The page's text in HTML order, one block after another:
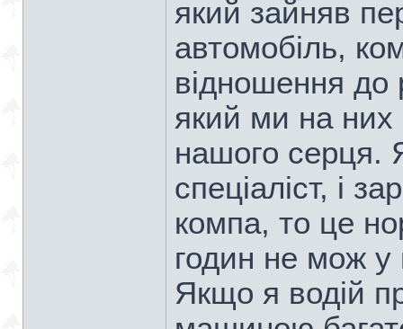
який зайняв
автомобіль,
відношення до
який ми на них
нашого серця.
спеціаліст, і
компа, то це
годин не мож у
Якщо я водій